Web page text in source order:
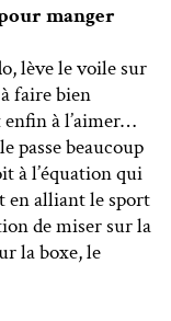
manger
lève le voile sur
faire bien
enfin à l’aimer…
passe beaucoup
à l’équation qui
en alliant le sport
de miser sur la
la boxe, le